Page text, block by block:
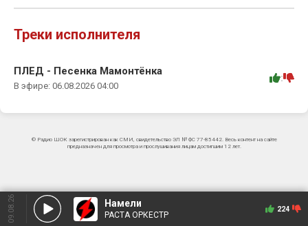
Треки исполнителя
ПЛЕД - Песенка Мамонтёнка
В эфире: 06.08.2026 04:00
:
© Радио ШОК зарегистрирован как СМИ, свидетельство ЭЛ № ФС 77-85442. Весь контент на сайте
предназначен для просмотра и прослушивания лицам достигшим 12 лет.
09.08.26 Намели
РАСТА ОРКЕСТР
224